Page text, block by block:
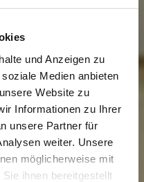
und Anzeigen zu
Medien anbieten
Website zu
Informationen zu Ihrer
unsere Partner für
weiter. Unsere
möglicherweise mit
ihnen bereitgestellt